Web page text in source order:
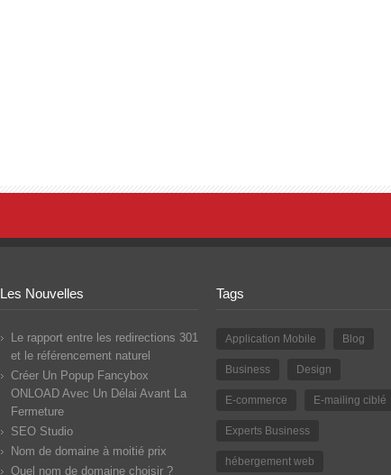
Les Nouvelles
Le rapport entre les redirections 301
et le référencement naturel
Créer Un Popup Fancybox
ONLOAD Avec Un Délai Avant La
Fermeture
SEO Studio
Nom de domaine à moitié prix
Quel nom de domaine choisir ?
Tags
Application Mobile Blog
Business Design
E-commerce E-mailing ciblé
Experts Business
hébergement web